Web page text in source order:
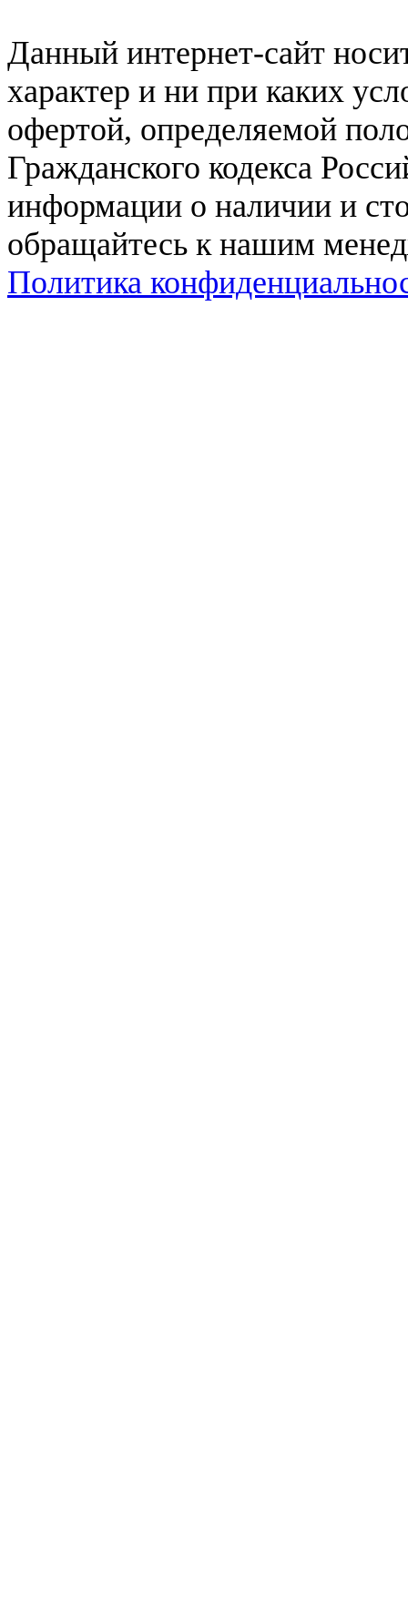
Данный интернет-сайт
характер и ни при каких
офертой, определяемой
Гражданского кодекса
информации о наличии и
обращайтесь к нашим
Политика